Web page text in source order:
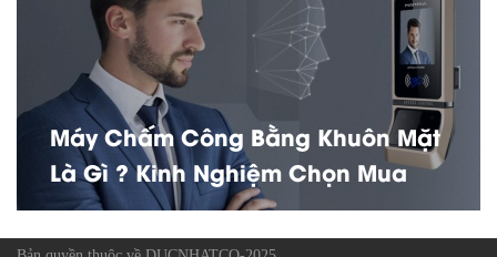
Máy Chấm Công Bằng Khuôn Mặt
Là Gì ? Kinh Nghiệm Chọn Mua